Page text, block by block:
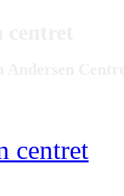
centret